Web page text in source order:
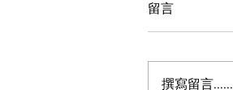
留言
撰寫留言......